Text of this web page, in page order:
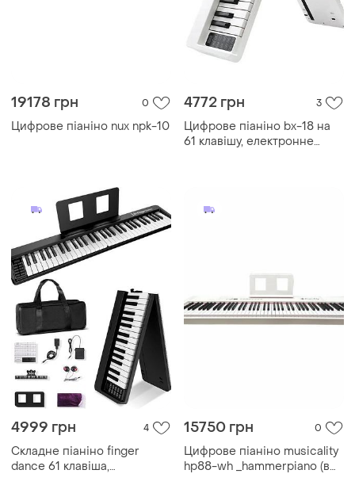
19178 грн 0
Цифрове піаніно nux npk-10
4772 грн 3
Цифрове піаніно bx-18 на
61 клавішу, електронне
4999 грн 4
Складне піаніно finger
dance 61 клавіша,
15750 грн 0
Цифрове піаніно musicality
hp88-wh _hammerpiano (в